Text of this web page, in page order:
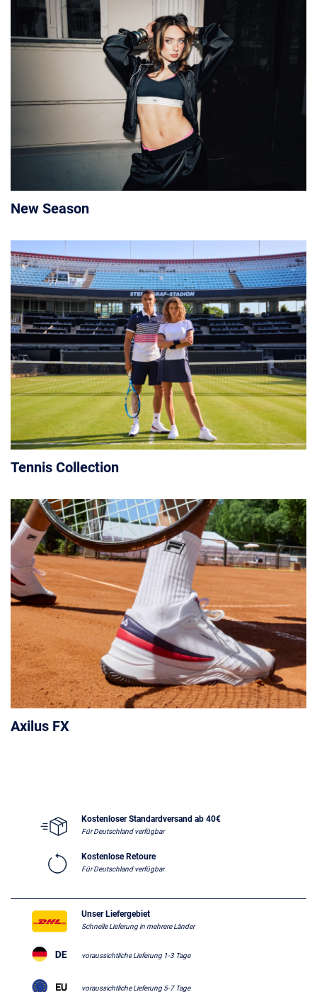
New Season
Tennis Collection
Axilus FX
Kostenloser Standardversand ab 40€
Für Deutschland verfügbar
Kostenlose Retoure
Für Deutschland verfügbar
Unser Liefergebiet
Schnelle Lieferung in mehrere Länder
voraussichtliche Lieferung 1-3 Tage
voraussichtliche Lieferung 5-7 Tage